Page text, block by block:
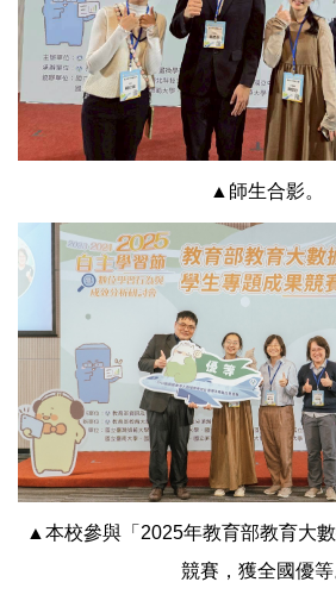
▲師生合影。
▲本校參與「2025年教育部教育大
競賽，獲全國優等